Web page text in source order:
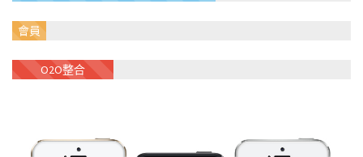
會員
O2O整合